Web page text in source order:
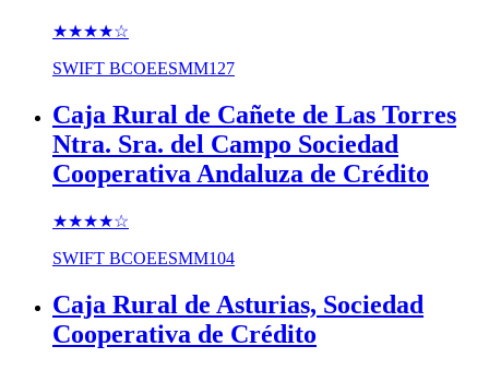
★★★★☆
SWIFT BCOEESMM127
Caja Rural de Cañete de Las Torres
Ntra. Sra. del Campo Sociedad
Cooperativa Andaluza de Crédito
★★★★☆
SWIFT BCOEESMM104
Caja Rural de Asturias, Sociedad
Cooperativa de Crédito